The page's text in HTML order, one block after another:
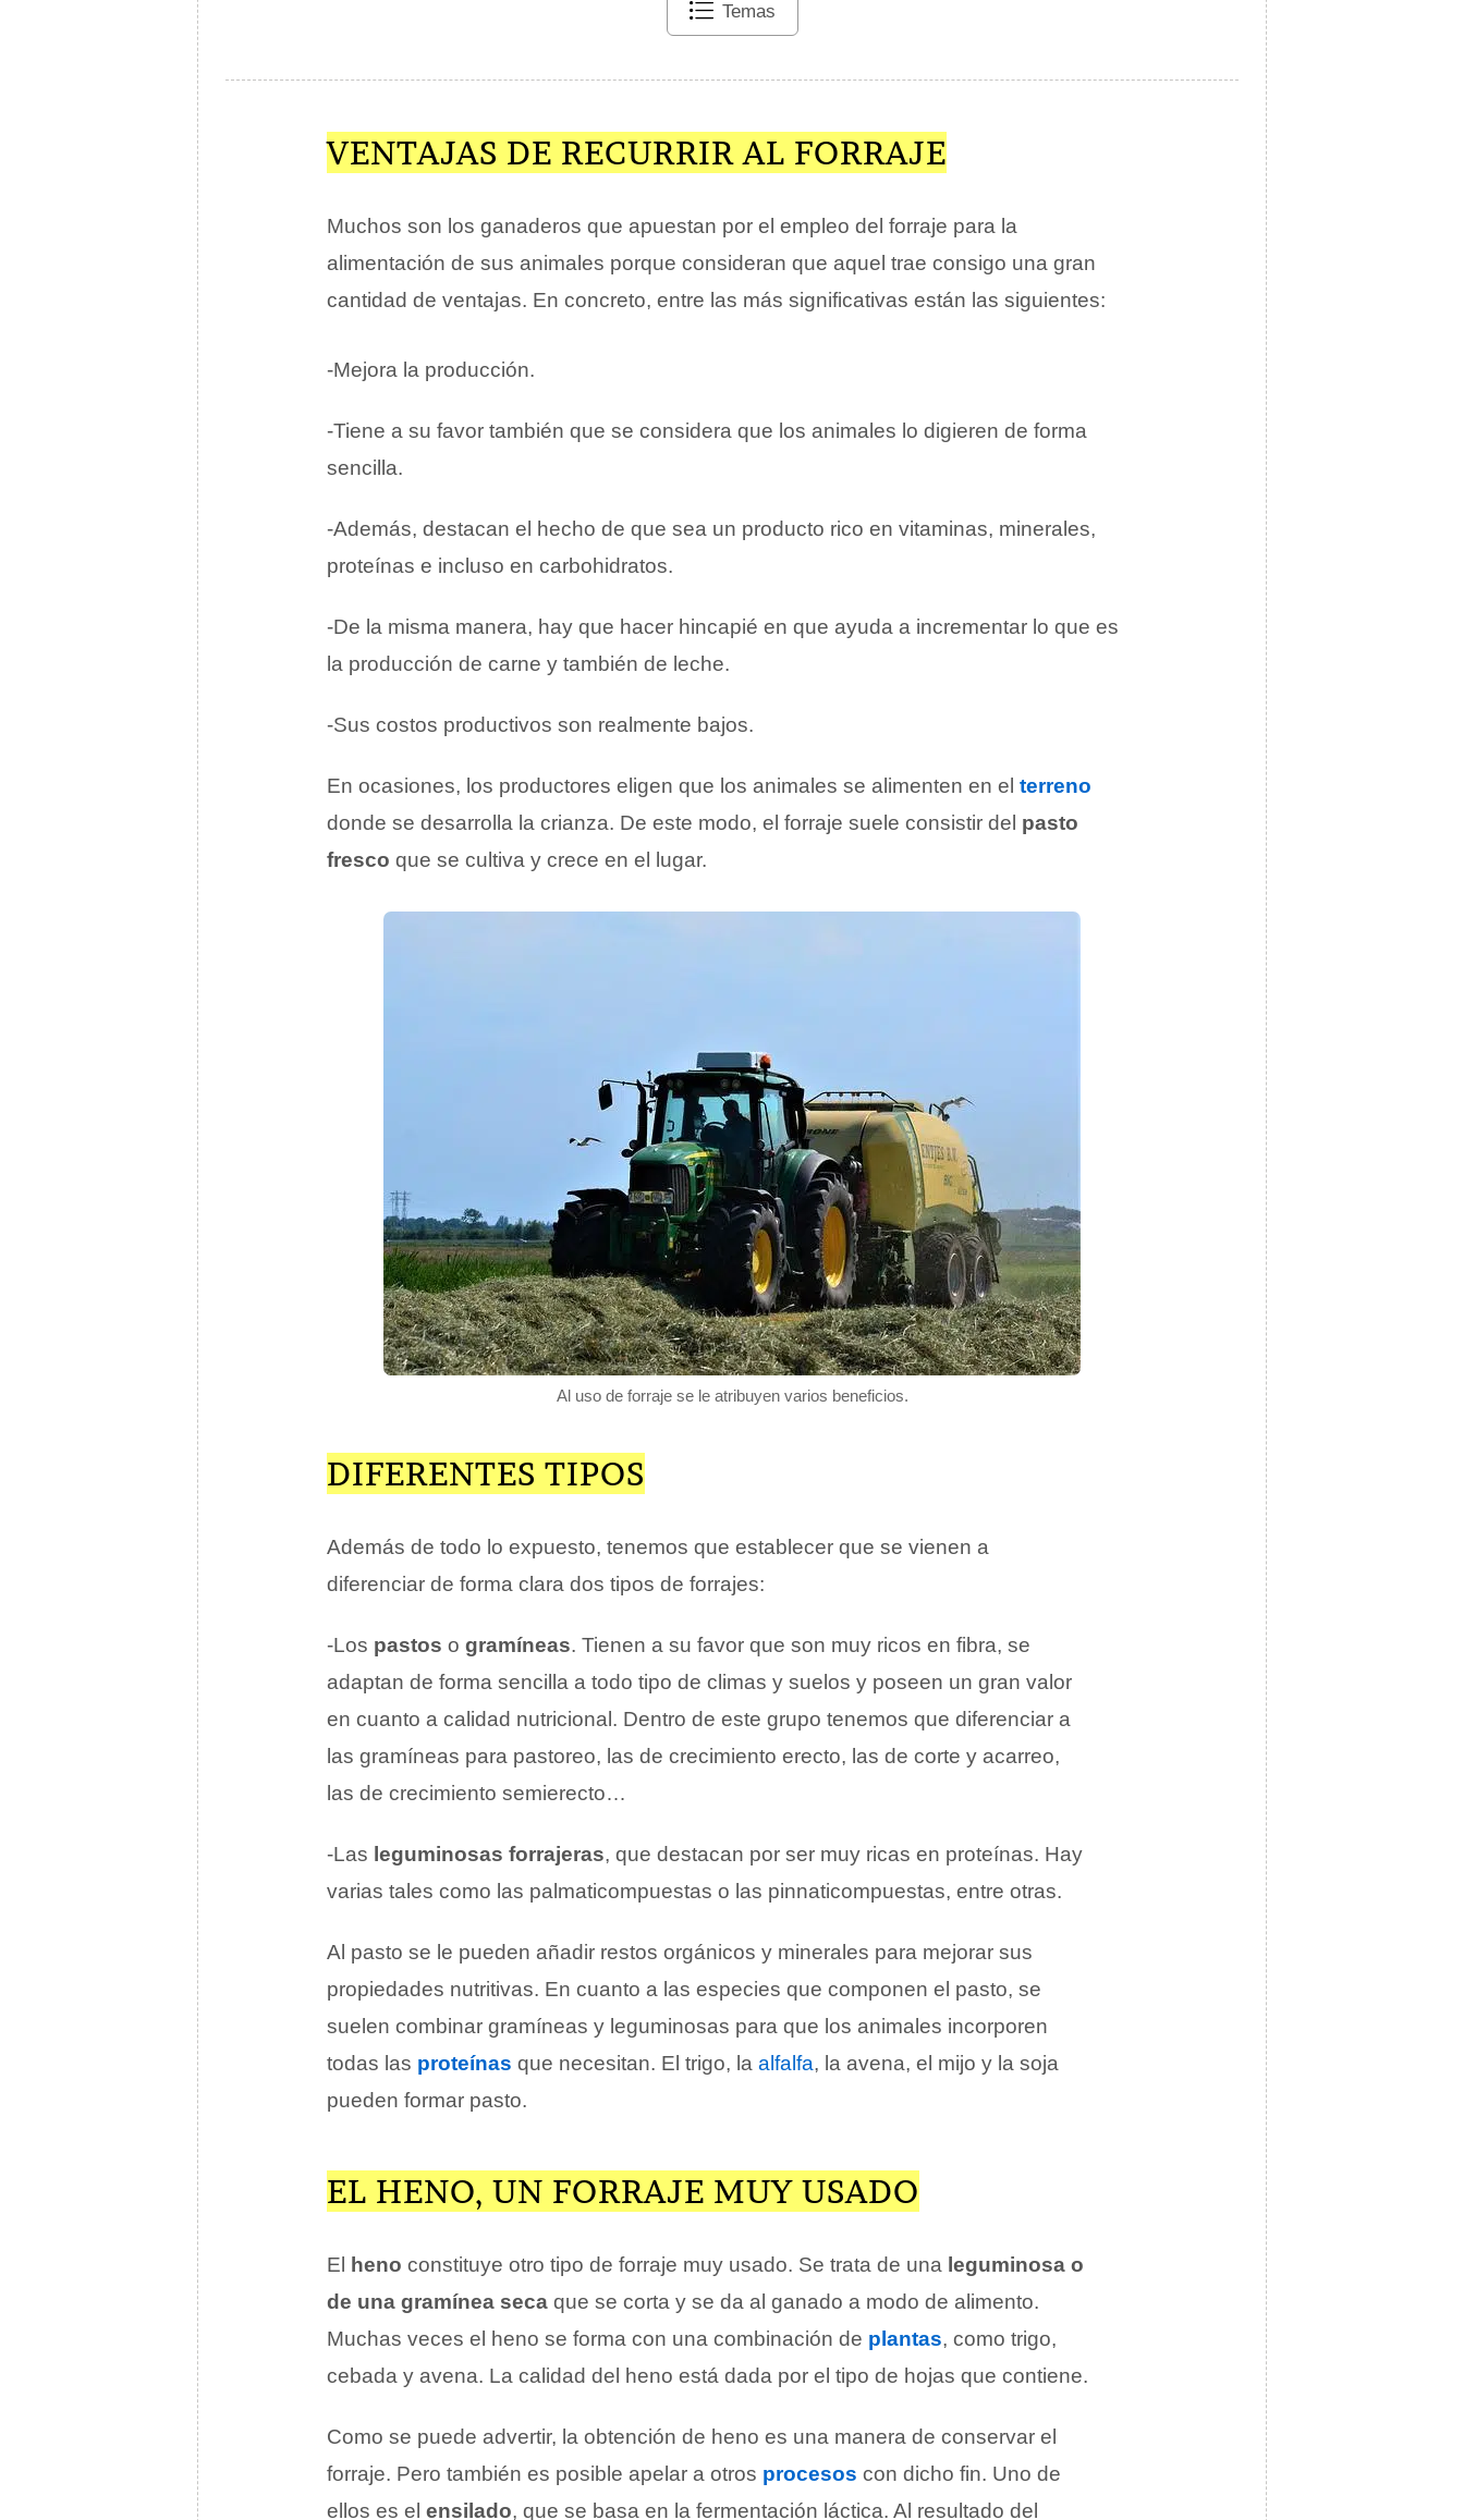
Temas
VENTAJAS DE RECURRIR AL FORRAJE
Muchos son los ganaderos que apuestan por el empleo del forraje para la
alimentación de sus animales porque consideran que aquel trae consigo una gran
cantidad de ventajas. En concreto, entre las más significativas están las siguientes:
-Mejora la producción.
-Tiene a su favor también que se considera que los animales lo digieren de forma
sencilla.
-Además, destacan el hecho de que sea un producto rico en vitaminas, minerales,
proteínas e incluso en carbohidratos.
-De la misma manera, hay que hacer hincapié en que ayuda a incrementar lo que es
la producción de carne y también de leche.
-Sus costos productivos son realmente bajos.
En ocasiones, los productores eligen que los animales se alimenten en el terreno
donde se desarrolla la crianza. De este modo, el forraje suele consistir del pasto
fresco que se cultiva y crece en el lugar.
Al uso de forraje se le atribuyen varios beneficios.
DIFERENTES TIPOS
Además de todo lo expuesto, tenemos que establecer que se vienen a
diferenciar de forma clara dos tipos de forrajes:
-Los pastos o gramíneas. Tienen a su favor que son muy ricos en fibra, se
adaptan de forma sencilla a todo tipo de climas y suelos y poseen un gran valor
en cuanto a calidad nutricional. Dentro de este grupo tenemos que diferenciar a
las gramíneas para pastoreo, las de crecimiento erecto, las de corte y acarreo,
las de crecimiento semierecto…
-Las leguminosas forrajeras, que destacan por ser muy ricas en proteínas. Hay
varias tales como las palmaticompuestas o las pinnaticompuestas, entre otras.
Al pasto se le pueden añadir restos orgánicos y minerales para mejorar sus
propiedades nutritivas. En cuanto a las especies que componen el pasto, se
suelen combinar gramíneas y leguminosas para que los animales incorporen
todas las proteínas que necesitan. El trigo, la alfalfa, la avena, el mijo y la soja
pueden formar pasto.
EL HENO, UN FORRAJE MUY USADO
El heno constituye otro tipo de forraje muy usado. Se trata de una leguminosa o
de una gramínea seca que se corta y se da al ganado a modo de alimento.
Muchas veces el heno se forma con una combinación de plantas, como trigo,
cebada y avena. La calidad del heno está dada por el tipo de hojas que contiene.
Como se puede advertir, la obtención de heno es una manera de conservar el
forraje. Pero también es posible apelar a otros procesos con dicho fin. Uno de
ellos es el ensilado, que se basa en la fermentación láctica. Al resultado del